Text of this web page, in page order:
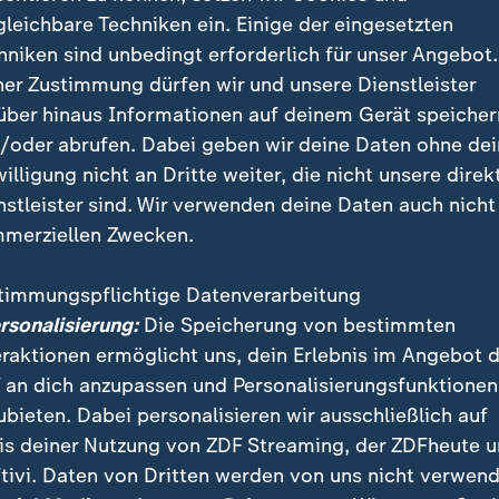
sind in der Stadt und an den
Athleten und Staatsgäste geschützt und was sagen die
Einzel Männer (10./13. Februar)
mit seinen Flugshows regelmäßig die
Techniken ein. Einige der eingesetzten
sind unbedingt erforderlich für unser
Zustimmung dürfen wir und unsere Dienstleister
hinaus Informationen auf deinem Gerät
oder abrufen. Dabei geben wir deine Daten ohne
nicht an Dritte weiter, die nicht unsere
sind. Wir verwenden deine Daten auch nicht
Zwecken.
Datenverarbeitung
Die Speicherung von bestimmten
ermöglicht uns, dein Erlebnis im Angebot
an dich anzupassen und Personalisierungsfunktionen
Dabei personalisieren wir ausschließlich auf
deiner Nutzung von ZDF Streaming, der ZDFheute
Daten von Dritten werden von uns nicht